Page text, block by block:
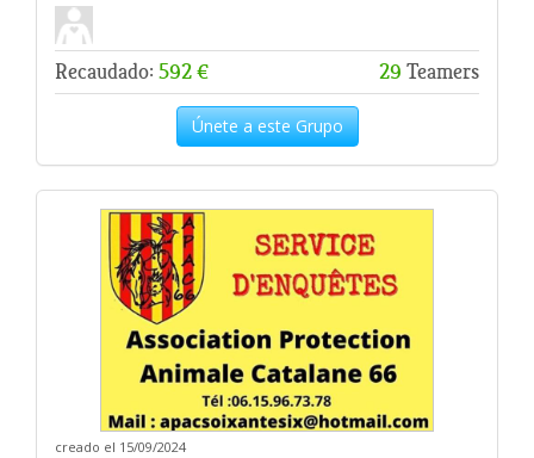
Recaudado: 592 € 29 Teamers
Únete a este Grupo
creado el 15/09/2024